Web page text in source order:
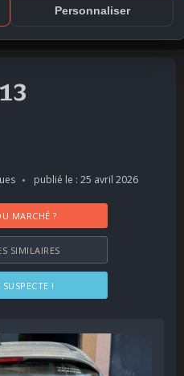
Personnaliser
publié le : 25 avril 2026
MARCHÉ ?
SIMILAIRES
SUSPECTE !